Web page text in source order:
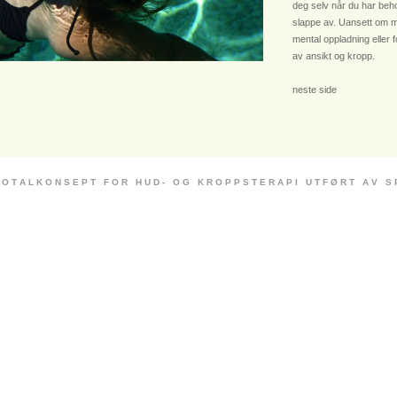
deg selv når du har
slappe av. Uansett om
mental oppladning eller
av ansikt og kropp.
neste side
O T A L K O N S E P T F O R H U D - O G K R O P P S T E R A P I U T F Ø R T A V S